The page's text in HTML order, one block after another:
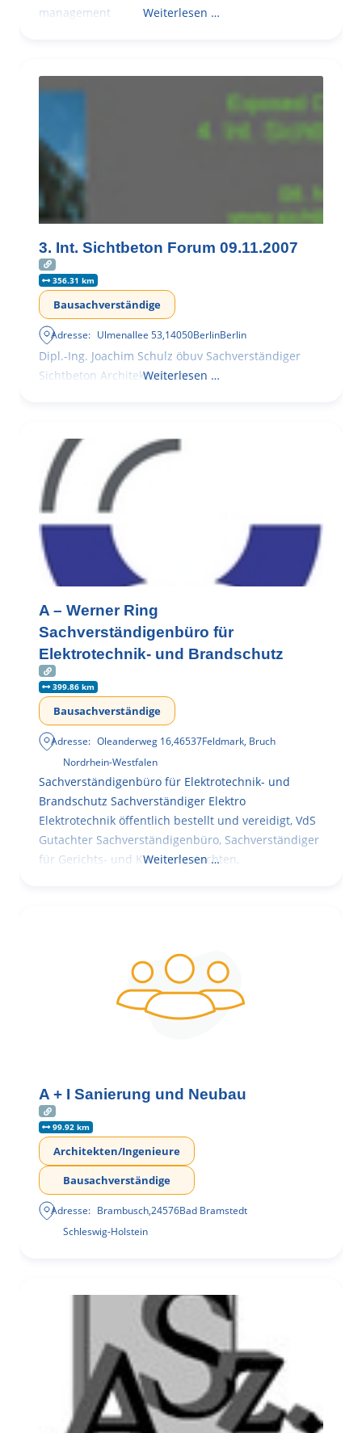
management
Weiterlesen …
3. Int. Sichtbeton Forum 09.11.2007
356.31 km
Bausachverständige
Adresse: Ulmenallee 53,14050BerlinBerlin
Dipl.-Ing. Joachim Schulz öbuv Sachverständiger
Sichtbeton Architekturbeton
Weiterlesen …
A – Werner Ring
Sachverständigenbüro für
Elektrotechnik- und Brandschutz
399.86 km
Bausachverständige
Adresse: Oleanderweg 16,46537Feldmark, Bruch
Nordrhein-Westfalen
Sachverständigenbüro für Elektrotechnik- und
Brandschutz Sachverständiger Elektro
Elektrotechnik öffentlich bestellt und vereidigt, VdS
Gutachter Sachverständigenbüro, Sachverständiger
für Gerichts- und Kammergutachten,
Weiterlesen …
A + I Sanierung und Neubau
99.92 km
Architekten/Ingenieure
Bausachverständige
Adresse: Brambusch,24576Bad Bramstedt
Schleswig-Holstein